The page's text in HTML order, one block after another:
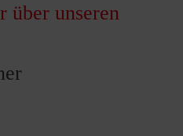
über unseren